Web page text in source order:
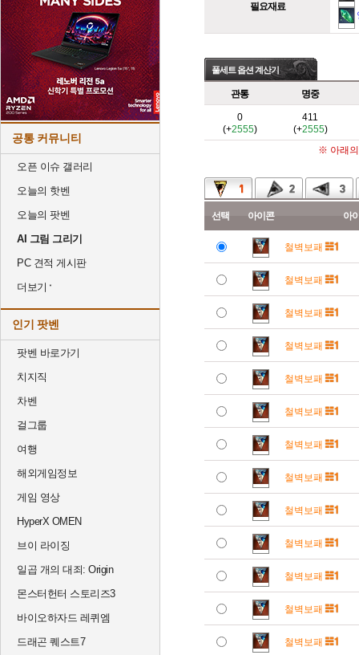
공통 커뮤니티
오픈 이슈 갤러리
오늘의 핫벤
오늘의 팟벤
AI 그림 그리기
PC 견적 게시판
더보기
인기 팟벤
팟벤 바로가기
치지직
차벤
걸그룹
여행
해외게임정보
게임 영상
HyperX OMEN
브이 라이징
일곱 개의 대죄: Origin
몬스터헌터 스토리즈3
바이오하자드 레퀴엠
드래곤 퀘스트7
필요재료
풀세트 옵션 계산기
관통 명중
0
(+2555)
411
(+2555)
※ 아래의
선택 아이콘 아
철벽보패
철벽보패
철벽보패
철벽보패
철벽보패
철벽보패
철벽보패
철벽보패
철벽보패
철벽보패
철벽보패
철벽보패
철벽보패